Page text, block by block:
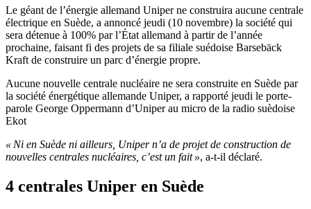
Le géant de l’énergie allemand Uniper ne construira aucune centrale
électrique en Suède, a annoncé jeudi (10 novembre) la société qui
sera détenue à 100% par l’État allemand à partir de l’année
prochaine, faisant fi des projets de sa filiale suédoise Barsebäck
Kraft de construire un parc d’énergie propre.
Aucune nouvelle centrale nucléaire ne sera construite en Suède par
la société énergétique allemande Uniper, a rapporté jeudi le porte-
parole George Oppermann d’Uniper au micro de la radio suèdoise
Ekot
« Ni en Suède ni ailleurs, Uniper n’a de projet de construction de
nouvelles centrales nucléaires, c’est un fait », a-t-il déclaré.
4 centrales Uniper en Suède